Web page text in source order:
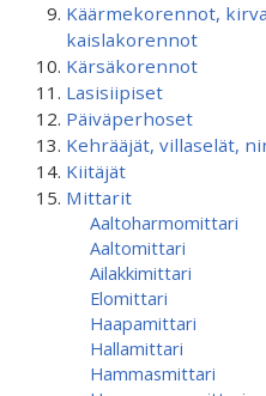
Käärmekorennot,
kaislakorennot
Kärsäkorennot
Lasisiipiset
Päiväperhoset
Kehrääjät, villaselät,
Kiitäjät
Mittarit
Aaltoharmomittari
Aaltomittari
Ailakkimittari
Elomittari
Haapamittari
Hallamittari
Hammasmittari